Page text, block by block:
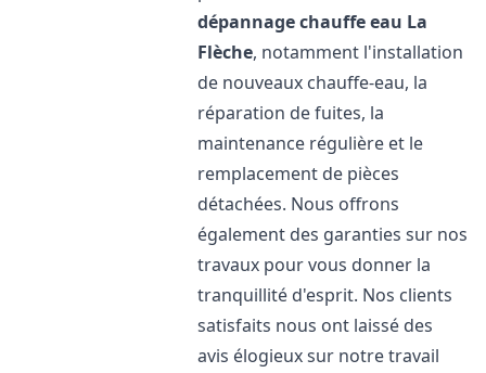
dépannage chauffe eau La
Flèche, notamment l'installation
de nouveaux chauffe-eau, la
réparation de fuites, la
maintenance régulière et le
remplacement de pièces
détachées. Nous offrons
également des garanties sur nos
travaux pour vous donner la
tranquillité d'esprit. Nos clients
satisfaits nous ont laissé des
avis élogieux sur notre travail